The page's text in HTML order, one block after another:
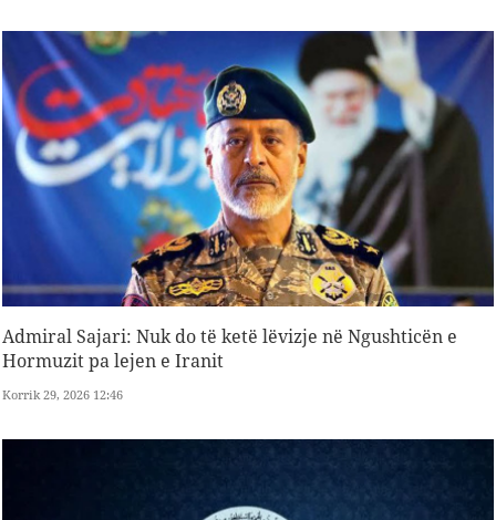
Admiral Sajari: Nuk do të ketë lëvizje në Ngushticën e
Hormuzit pa lejen e Iranit
Korrik 29, 2026 12:46